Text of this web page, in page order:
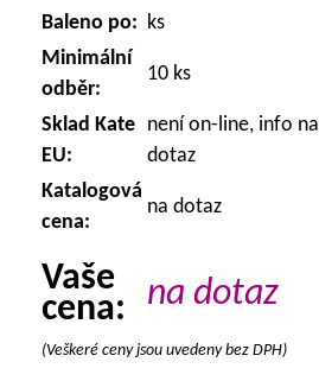
Baleno po: ks
Minimální
odběr:
10 ks
Sklad Kate
EU:
není on-line, info na
dotaz
Katalogová
cena:
na dotaz
Vaše
cena:
na dotaz
(Veškeré ceny jsou uvedeny bez DPH)